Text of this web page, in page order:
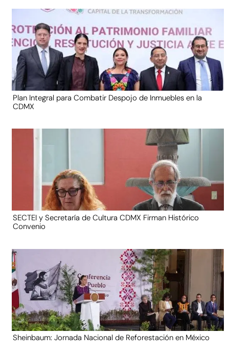
Plan Integral para Combatir Despojo de Inmuebles en la
CDMX
SECTEI y Secretaría de Cultura CDMX Firman Histórico
Convenio
Sheinbaum: Jornada Nacional de Reforestación en México